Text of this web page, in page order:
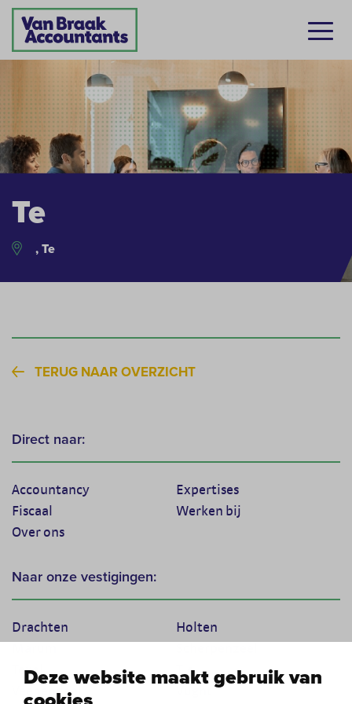
Deze website maakt gebruik van
Te
, Te
TERUG NAAR OVERZICHT
Direct naar:
Accountancy
Expertises
Fiscaal
Werken bij
Over ons
Naar onze vestigingen:
Drachten
Holten
Texel
Tiel
Veenendaal